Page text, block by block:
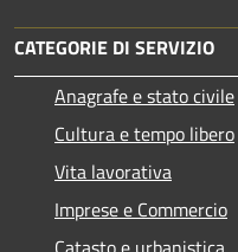
CATEGORIE DI SERVIZIO
Anagrafe e stato civile
Cultura e tempo libero
Vita lavorativa
Imprese e Commercio